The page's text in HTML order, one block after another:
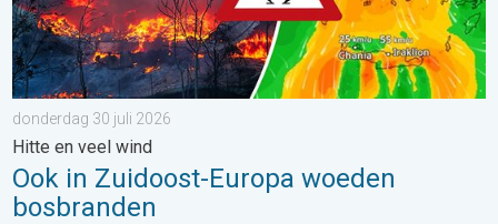
donderdag 30 juli 2026
Hitte en veel wind
Ook in Zuidoost-Europa woeden
bosbranden